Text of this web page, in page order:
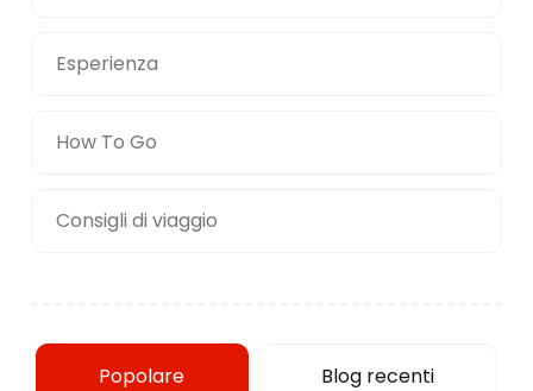
Esperienza
How To Go
Consigli di viaggio
Popolare Blog recenti